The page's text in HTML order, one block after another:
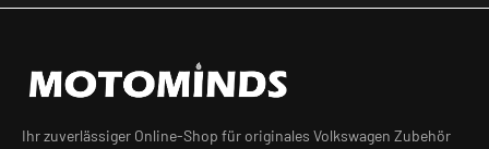
Ihr zuverlässiger Online-Shop für originales Volkswagen Zubehör